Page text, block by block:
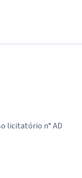
licitatório n° AD